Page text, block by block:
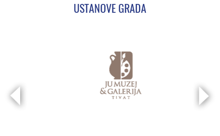
USTANOVE GRADA